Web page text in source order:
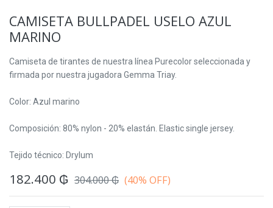
CAMISETA BULLPADEL USELO AZUL
MARINO
Camiseta de tirantes de nuestra línea Purecolor seleccionada y
firmada por nuestra jugadora Gemma Triay.
Color: Azul marino
Composición: 80% nylon - 20% elastán. Elastic single jersey.
Tejido técnico: Drylum
182.400 ₲ 304.000₲ (40% OFF)